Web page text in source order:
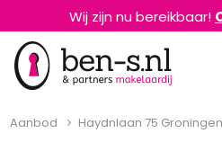
Wij zijn nu bereikbaar!
Aanbod Haydnlaan 75 Groningen